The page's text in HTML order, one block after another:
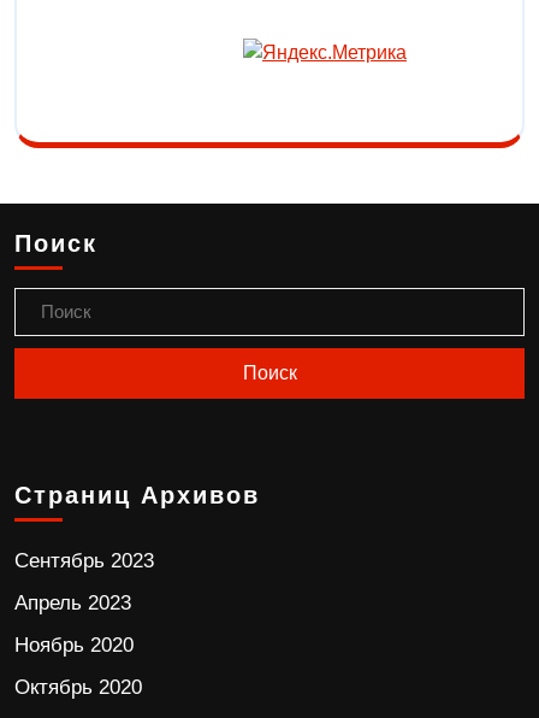
Поиск
Страниц Архивов
Сентябрь 2023
Апрель 2023
Ноябрь 2020
Октябрь 2020